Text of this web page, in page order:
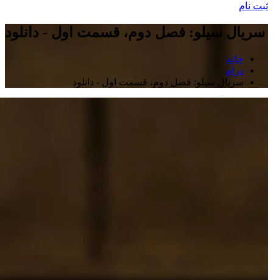
ثبت نام
سریال سیلو: فصل دوم، قسمت اول - دانلود
خانه
درام
سریال سیلو: فصل دوم، قسمت اول - دانلود